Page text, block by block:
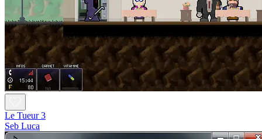
Le Tueur 3
Seb Luca